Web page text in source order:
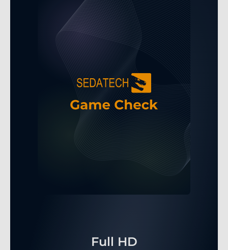
Full HD